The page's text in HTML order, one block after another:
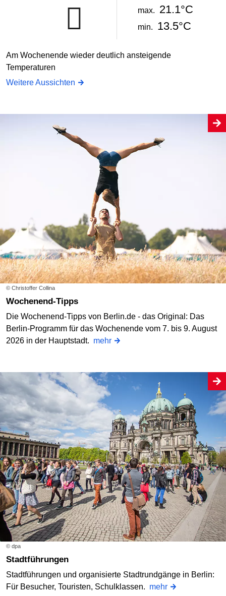
max. 21.1°C
min. 13.5°C
Am Wochenende wieder deutlich ansteigende
Temperaturen
Weitere Aussichten
© Christoffer Collina
Wochenend-Tipps
Die Wochenend-Tipps von Berlin.de - das Original: Das
Berlin-Programm für das Wochenende vom 7. bis 9. August
2026 in der Hauptstadt. mehr
© dpa
Stadtführungen
Stadtführungen und organisierte Stadtrundgänge in Berlin:
Für Besucher, Touristen, Schulklassen. mehr